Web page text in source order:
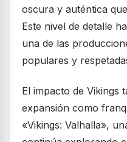
oscura y auténtica
Este nivel de detalle
una de las
populares y
El impacto de Vikings
expansión como
«Vikings: Valhalla»,